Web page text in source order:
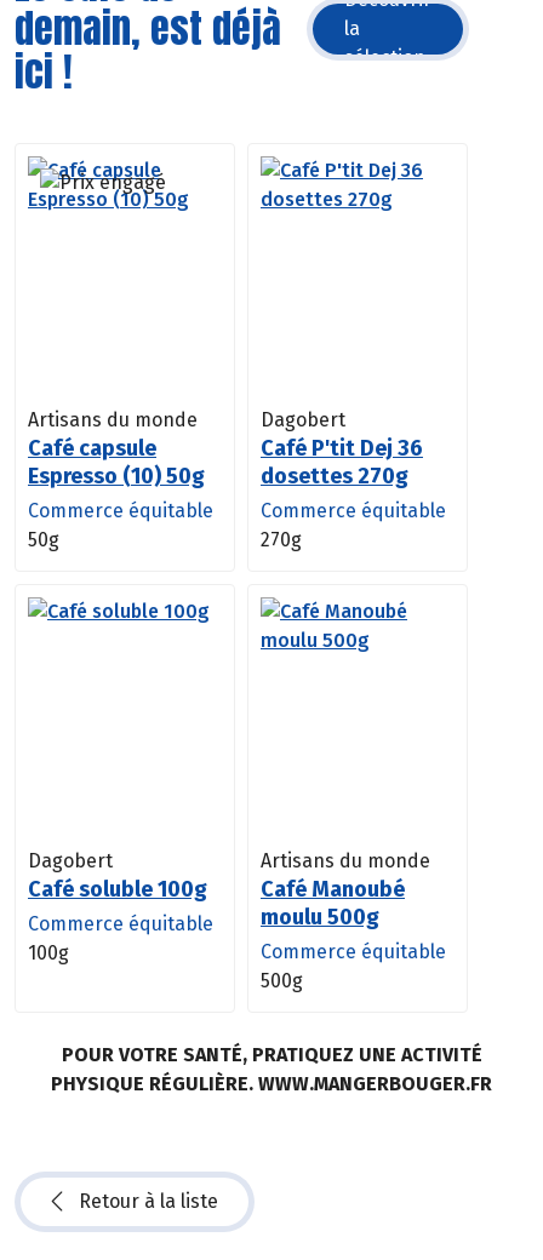
demain, est déjà
ici !
la
sélection
Artisans du monde
Café capsule
Espresso (10) 50g
Commerce équitable
50g
Dagobert
Café P'tit Dej 36
dosettes 270g
Commerce équitable
270g
Dagobert
Café soluble 100g
Commerce équitable
100g
Artisans du monde
Café Manoubé
moulu 500g
Commerce équitable
500g
POUR VOTRE SANTÉ, PRATIQUEZ UNE ACTIVITÉ
PHYSIQUE RÉGULIÈRE. WWW.MANGERBOUGER.FR
Retour à la liste